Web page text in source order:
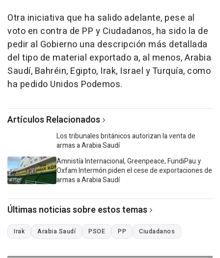
Otra iniciativa que ha salido adelante, pese al
voto en contra de PP y Ciudadanos, ha sido la de
pedir al Gobierno una descripción más detallada
del tipo de material exportado a, al menos, Arabia
Saudí, Bahréin, Egipto, Irak, Israel y Turquía, como
ha pedido Unidos Podemos.
Artículos Relacionados
Los tribunales británicos autorizan la venta de
armas a Arabia Saudí
Amnistía Internacional, Greenpeace, FundiPau y
Oxfam Intermón piden el cese de exportaciones de
armas a Arabia Saudí
Últimas noticias sobre estos temas
Irak Arabia Saudí PSOE PP Ciudadanos